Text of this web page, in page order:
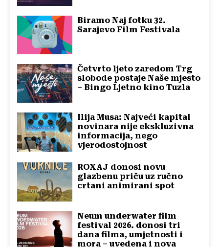
Biramo Naj fotku 32.
Sarajevo Film Festivala
Četvrto ljeto zaredom Trg
slobode postaje Naše mjesto
– Bingo Ljetno kino Tuzla
Ilija Musa: Najveći kapital
novinara nije ekskluzivna
informacija, nego
vjerodostojnost
ROXAJ donosi novu
glazbenu priču uz ručno
crtani animirani spot
Neum underwater film
festival 2026. donosi tri
dana filma, umjetnosti i
mora – uvedena i nova